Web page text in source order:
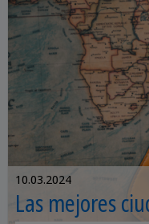
10.03.2024
Las mejores